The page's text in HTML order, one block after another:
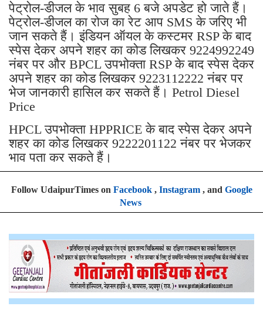
पेट्रोल-डीजल के भाव सुबह 6 बजे अपडेट हो जाते हैं।
पेट्रोल-डीजल का रोज का रेट आप SMS के जरिए भी
जान सकते हैं। इंडियन ऑयल के कस्टमर RSP के बाद
स्पेस देकर अपने शहर का कोड लिखकर 9224992249
नंबर पर और BPCL उपभोक्ता RSP के बाद स्पेस देकर
अपने शहर का कोड लिखकर 9223112222 नंबर पर
भेज जानकारी हासिल कर सकते हैं। Petrol Diesel
Price
HPCL उपभोक्ता HPPRICE के बाद स्पेस देकर अपने
शहर का कोड लिखकर 9222201122 नंबर पर भेजकर
भाव पता कर सकते हैं।
Follow UdaipurTimes on Facebook, Instagram, and Google
News